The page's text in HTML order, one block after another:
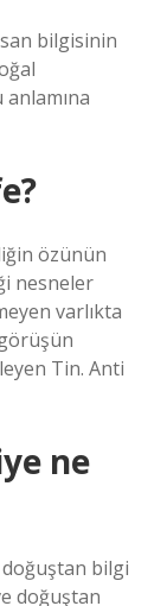
bilgisinin
özünün
nesneler
varlıkta
Tin. Anti
ne
bilgi
doğuştan